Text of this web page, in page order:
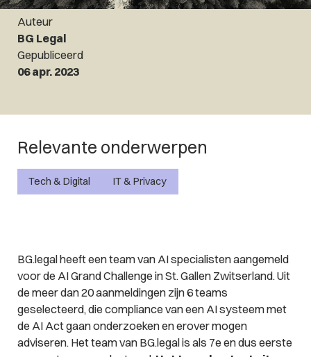
Auteur
BG Legal
Gepubliceerd
06 apr. 2023
Relevante onderwerpen
Tech & Digital IT & Privacy
BG.legal heeft een team van AI specialisten aangemeld
voor de AI Grand Challenge in St. Gallen Zwitserland. Uit
de meer dan 20 aanmeldingen zijn 6 teams
geselecteerd, die compliance van een AI systeem met
de AI Act gaan onderzoeken en erover mogen
adviseren. Het team van BG.legal is als 7e en dus eerste